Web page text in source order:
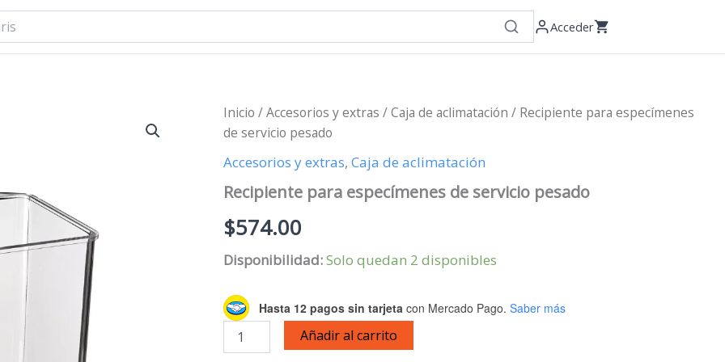
Acceder
Inicio /Accesorios y extras /Caja de aclimatación / Recipiente para especímenes
de servicio pesado
Accesorios y extras, Caja de aclimatación
Recipiente para especímenes de servicio pesado
$574.00
Disponibilidad:Solo quedan 2 disponibles
Hasta 12 pagos sin tarjeta con Mercado Pago. Saber más
para
Añadir al carrito